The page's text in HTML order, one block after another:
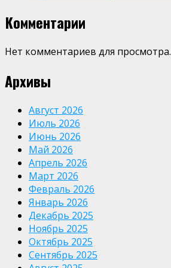
Комментарии
Нет комментариев для просмотра.
Архивы
Август 2026
Июль 2026
Июнь 2026
Май 2026
Апрель 2026
Март 2026
Февраль 2026
Январь 2026
Декабрь 2025
Ноябрь 2025
Октябрь 2025
Сентябрь 2025